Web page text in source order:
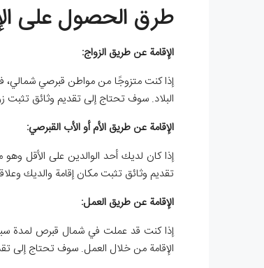
طرق الحصول على
الإقامة عن طريق الزواج:
إذا كنت متزوجًا من مواطن قبرصي شمالي،
البلاد. سوف تحتاج إلى تقديم وثائق تثبت
الإقامة عن طريق الأم أو الأب القبرصي:
إذا كان لديك أحد الوالدين على الأقل
تقديم وثائق تثبت مكان إقامة والديك
الإقامة عن طريق العمل:
إذا كنت قد عملت في شمال قبرص لمدة
الإقامة من خلال العمل. سوف تحتاج إلى